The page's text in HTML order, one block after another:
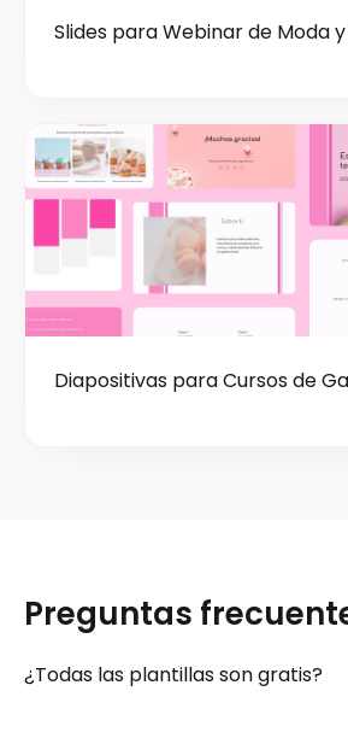
Slides para Webinar de Moda
Diapositivas para Cursos de
Preguntas
¿Todas las plantillas son gratis?